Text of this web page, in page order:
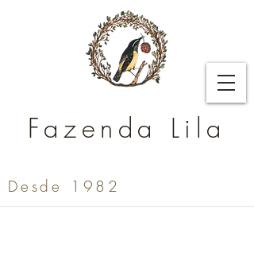
Fazenda Lila
Desde 1982